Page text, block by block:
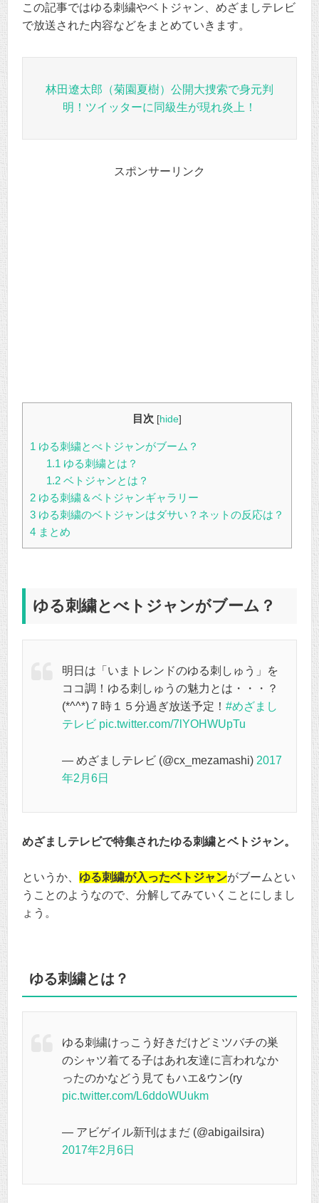
この記事ではゆる刺繍やベトジャン、めざましテレビ
で放送された内容などをまとめていきます。
林田遼太郎（菊園夏樹）公開大捜索で身元判
明！ツイッターに同級生が現れ炎上！
スポンサーリンク
目次 [hide]
1 ゆる刺繍とべトジャンがブーム？
1.1ゆる刺繍とは？
1.2ベトジャンとは？
2 ゆる刺繍＆ベトジャンギャラリー
3 ゆる刺繍のベトジャンはダサい？ネットの反応は？
4 まとめ
ゆる刺繍とべトジャンがブーム？
明日は「いまトレンドのゆる刺しゅう」を
ココ調！ゆる刺しゅうの魅力とは・・・？
(*^^*)７時１５分過ぎ放送予定！ #めざまし
テレビ pic.twitter.com/7lYOHWUpTu
— めざましテレビ (@cx_mezamashi) 2017
年2月6日
めざましテレビで特集されたゆる刺繍とベトジャン。
というか、 ゆる刺繍が入ったベトジャンがブームとい
うことのようなので、分解してみていくことにしまし
ょう。
ゆる刺繍とは？
ゆる刺繍けっこう好きだけどミツバチの巣
のシャツ着てる子はあれ友達に言われなか
ったのかなどう見てもハエ&ウン(ry
pic.twitter.com/L6ddoWUukm
— アビゲイル新刊はまだ (@abigailsira)
2017年2月6日